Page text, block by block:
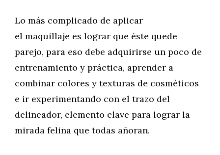
Lo más complicado de aplicar
el maquillaje es lograr que éste quede
parejo, para eso debe adquirirse un poco de
entrenamiento y práctica, aprender a
combinar colores y texturas de cosméticos
e ir experimentando con el trazo del
delineador, elemento clave para lograr la
mirada felina que todas añoran.